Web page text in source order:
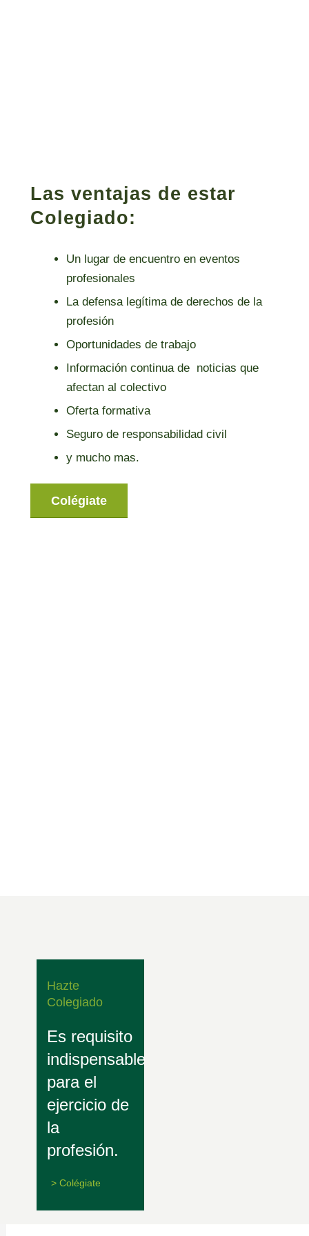
Las ventajas de estar
Colegiado:
Un lugar de encuentro en eventos
profesionales
La defensa legítima de derechos de la
profesión
Oportunidades de trabajo
Información continua de noticias que
afectan al colectivo
Oferta formativa
Seguro de responsabilidad civil
y mucho mas.
Colégiate
Hazte
Colegiado
Es requisito
indispensable
para el
ejercicio de
la
profesión.
> Colégiate